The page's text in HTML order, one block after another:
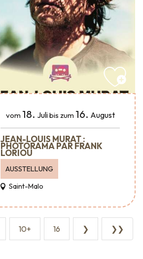
vom 18. Julibis zum 16. August
JEAN-LOUIS MURAT :
PHOTORAMA PAR FRANK
LORIOU
AUSSTELLUNG
Saint-Malo
10+ 16 ❯ ❯❯